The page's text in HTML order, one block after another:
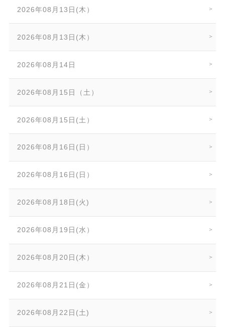
2026年08月13日(木）
2026年08月13日(木）
2026年08月14日
2026年08月15日（土）
2026年08月15日(土）
2026年08月16日(日）
2026年08月16日(日）
2026年08月18日(火)
2026年08月19日(水）
2026年08月20日(木）
2026年08月21日(金）
2026年08月22日(土)